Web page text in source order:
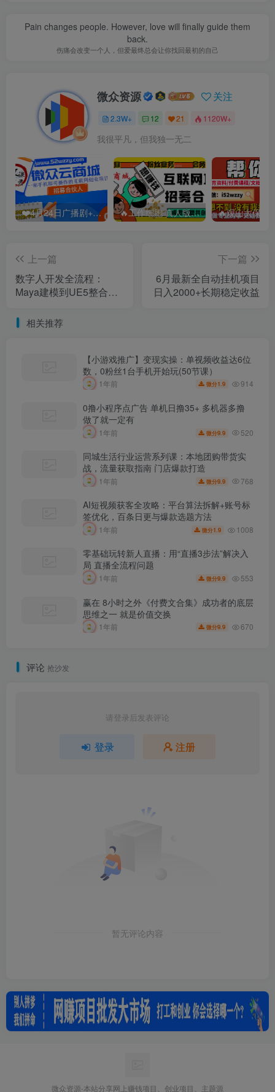
Pain changes people. However, love will finally guide them
back.
伤痛会改变一个人，但爱最终总会让你找回最初的自己
微众资源 关注
2.3W+ 12 21 1120W+
我很平凡，但我独一无二
❤️4月24日广播剧+有S剧单期合集 百度： 🔥工作细胞 真人版（2025）【日本/剧情/奇幻】 百度：
上一篇
数字人开发全流程：
Maya建模到UE5整合，
术
下一篇
6月最新全自动挂机项目
日入2000+长期稳定收益
相关推荐
【小游戏推广】变现实操：单视频收益达6位
数，0粉丝1台手机开始玩(50节课）
1年前 微分1.9 914
0撸小程序点广告 单机日撸35+ 多机器多撸
做了就一定有
1年前 微分9.9 520
同城生活行业运营系列课：本地团购带货实
战，流量获取指南 门店爆款打造
1年前 微分9.9 768
AI短视频获客全攻略：平台算法拆解+账号标
签优化，百条日更与爆款选题方法
1年前 微分1.9 1008
零基础玩转新人直播：用“直播3步法”解决入
局 直播全流程问题
1年前 微分9.9 553
赢在 8小时之外《付费文合集》成功者的底层
思维之一 就是价值交换
1年前 微分9.9 670
评论 抢沙发
请登录后发表评论
登录 注册
暂无评论内容
微众资源-本站分享网上赚钱项目、创业项目、主题源